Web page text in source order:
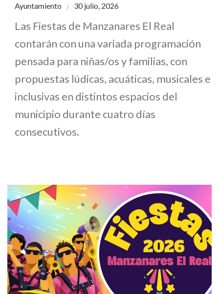
Ayuntamiento 30 julio, 2026
Las Fiestas de Manzanares El Real
contarán con una variada programación
pensada para niñas/os y familias, con
propuestas lúdicas, acuáticas, musicales e
inclusivas en distintos espacios del
municipio durante cuatro días
consecutivos.